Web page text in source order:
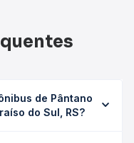
de Pântano
do Sul, RS?